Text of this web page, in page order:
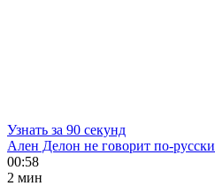
Узнать за 90 секунд
Ален Делон не говорит по-русски
00:58
2 мин